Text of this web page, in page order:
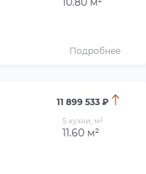
Подробнее
11 899 533 ₽
S кухни, м²
11.60 м²